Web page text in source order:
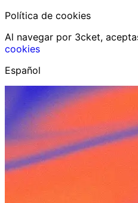
Política de cookies
Al navegar por 3cket,
cookies
Español